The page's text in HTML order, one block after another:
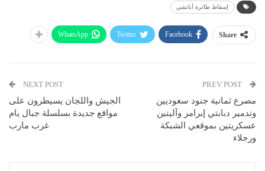
إسقاط طائرة أباتشي
Share
Facebook
Twitter
WhatsApp
مصرع ثمانية جنود سعوديين
وتدمير دبابتي إبرامز وآليتين
عسكريتين بموقعي الشبكة
ورجلاء
NEXT POST
الجيش واللجان يسيطرون على
مواقع جديدة بسلسلة جبال يام
غرب مارب